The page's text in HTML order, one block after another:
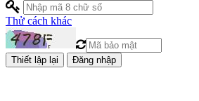
Thử cách khác
Đăng nhập